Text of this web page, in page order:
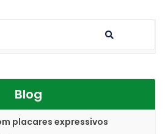
Blog
placares expressivos